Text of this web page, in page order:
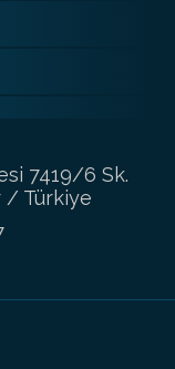
7419/6 Sk.
/ Türkiye